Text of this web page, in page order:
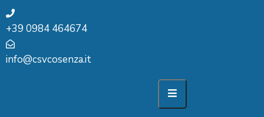
+39 0984 464674
info@csvcosenza.it